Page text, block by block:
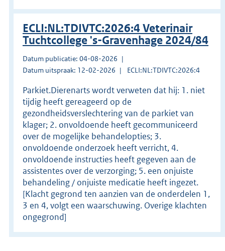
ECLI:NL:TDIVTC:2026:4 Veterinair
Tuchtcollege 's-Gravenhage 2024/84
Datum publicatie: 04-08-2026
Datum uitspraak: 12-02-2026
ECLI:NL:TDIVTC:2026:4
Parkiet.Dierenarts wordt verweten dat hij: 1. niet
tijdig heeft gereageerd op de
gezondheidsverslechtering van de parkiet van
klager; 2. onvoldoende heeft gecommuniceerd
over de mogelijke behandelopties; 3.
onvoldoende onderzoek heeft verricht, 4.
onvoldoende instructies heeft gegeven aan de
assistentes over de verzorging; 5. een onjuiste
behandeling / onjuiste medicatie heeft ingezet.
[Klacht gegrond ten aanzien van de onderdelen 1,
3 en 4, volgt een waarschuwing. Overige klachten
ongegrond]